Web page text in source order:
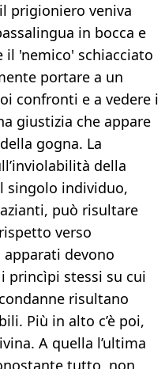
prigioniero veniva
in bocca e
il 'nemico' schiacciato
portare a un
confronti e a vedere i
giustizia che appare
gogna. La
della
singolo individuo,
può risultare
verso
apparati devono
princìpi stessi su cui
risultano
Più in alto c’è poi,
A quella l’ultima
tutto, non